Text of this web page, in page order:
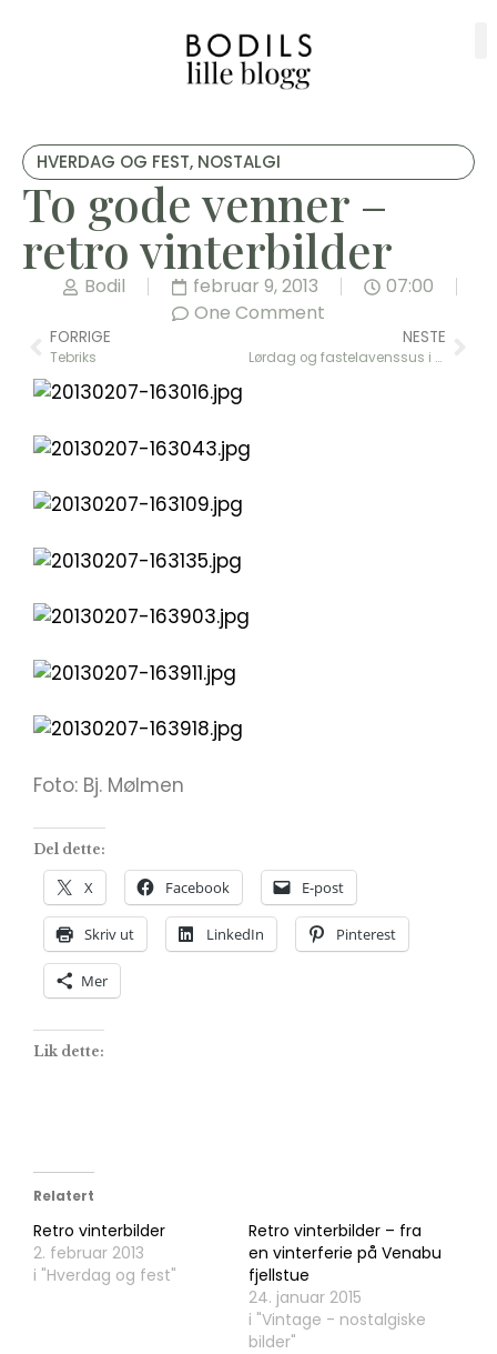
HVERDAG OG FEST, NOSTALGI
To gode venner –
retro vinterbilder
Bodil februar 9, 2013
07:00
One Comment
FORRIGE
Tebriks
NESTE
Lørdag og fastelavenssus i huset
Foto: Bj. Mølmen
Del dette:
X Facebook E-post
Skriv ut LinkedIn Pinterest
Mer
Lik dette:
Relatert
Retro vinterbilder
2. februar 2013
i "Hverdag og fest"
Retro vinterbilder – fra
en vinterferie på Venabu
fjellstue
24. januar 2015
i "Vintage - nostalgiske
bilder"